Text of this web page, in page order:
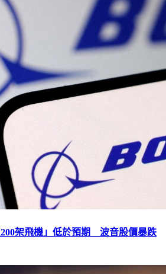
架飛機」低於預期 波音股價暴跌